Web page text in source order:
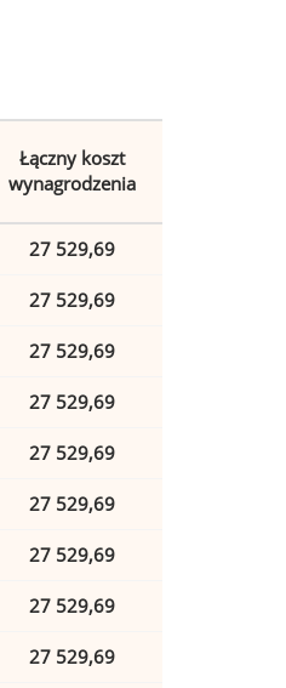
Łączny koszt
wynagrodzenia
27 529,69
27 529,69
27 529,69
27 529,69
27 529,69
27 529,69
27 529,69
27 529,69
27 529,69